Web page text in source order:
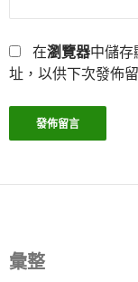
在瀏覽器中儲存
址，以供下次發佈
彙整